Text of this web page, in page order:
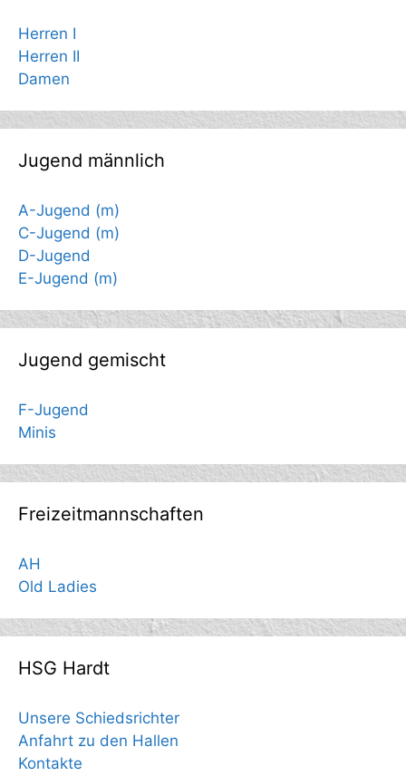
Herren I
Herren II
Damen
Jugend männlich
A-Jugend (m)
C-Jugend (m)
D-Jugend
E-Jugend (m)
Jugend gemischt
F-Jugend
Minis
Freizeitmannschaften
AH
Old Ladies
HSG Hardt
Unsere Schiedsrichter
Anfahrt zu den Hallen
Kontakte